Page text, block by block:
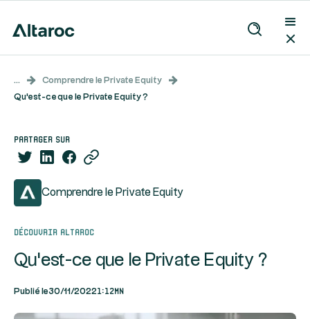
...
Comprendre le Private Equity
Qu'est-ce que le Private Equity ?
partager sur
Comprendre le Private Equity
Découvrir Altaroc
Qu'est-ce que le Private Equity ?
Publié le30/11/20221:12mn